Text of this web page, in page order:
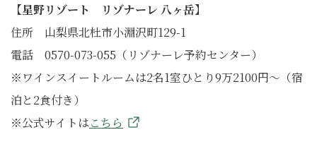
【星野リゾート リゾナーレ 八ヶ岳】
住所 山梨県北杜市小淵沢町129-1
電話 0570-073-055（リゾナーレ予約センター）
※ワインスイートルームは2名1室ひとり9万2100円～（宿
泊と2食付き）
※公式サイトはこちら